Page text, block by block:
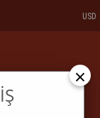
BİZE ULAŞIN
USD
×